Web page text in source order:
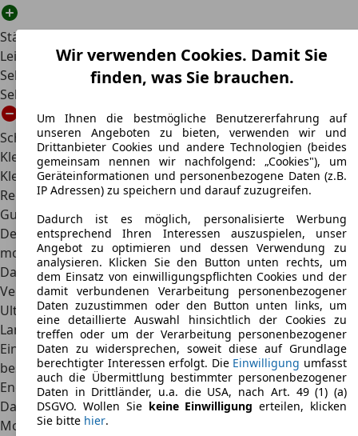
Stärken
Leistungsstarker Hybrid
Sehr geringer Verbrauch
Sehr hoher Komfort
Schwächen
Kleiner Kofferraum
Kleiner Tank beim Hybrid
Recht hoher Anschaffungspreis
Gute Gründe
Der BMW 745 bietet schon jetzt den Innenraum von
morgen.
Das Hybrid-Modell glänzt mit einem sehr geringen
Verbrauch.
Ultimativer Fahrkomfort, der sich besonders für
Langstrecken eignet.
Ein sehr gutes Sicherheitspaket sorgt für den
bestmöglichen Schutz.
Enormer Fahrspaß zu jeder Zeit garantiert.
Daten
Motorisierung
Wir verwenden Cookies. Damit Sie
finden, was Sie brauchen.
Um Ihnen die bestmögliche Benutzererfahrung auf
unseren Angeboten zu bieten, verwenden wir und
Drittanbieter Cookies und andere Technologien (beides
gemeinsam nennen wir nachfolgend: „Cookies"), um
Geräteinformationen und personenbezogene Daten (z.B.
IP Adressen) zu speichern und darauf zuzugreifen.
Dadurch ist es möglich, personalisierte Werbung
entsprechend Ihren Interessen auszuspielen, unser
Angebot zu optimieren und dessen Verwendung zu
analysieren. Klicken Sie den Button unten rechts, um
dem Einsatz von einwilligungspflichten Cookies und der
damit verbundenen Verarbeitung personenbezogener
Daten zuzustimmen oder den Button unten links, um
eine detaillierte Auswahl hinsichtlich der Cookies zu
treffen oder um der Verarbeitung personenbezogener
Daten zu widersprechen, soweit diese auf Grundlage
berechtigter Interessen erfolgt. Die Einwilligung umfasst
auch die Übermittlung bestimmter personenbezogener
Daten in Drittländer, u.a. die USA, nach Art. 49 (1) (a)
DSGVO. Wollen Sie keine Einwilligung erteilen, klicken
Sie bitte hier.